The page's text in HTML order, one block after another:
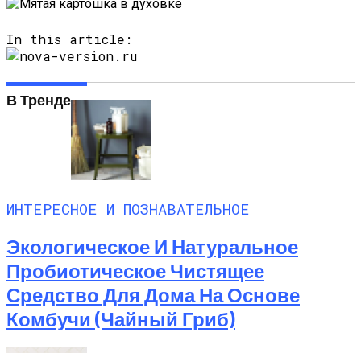
In this article:
В Тренде
ИНТЕРЕСНОЕ И ПОЗНАВАТЕЛЬНОЕ
Экологическое И Натуральное
Пробиотическое Чистящее
Средство Для Дома На Основе
Комбучи (чайный Гриб)